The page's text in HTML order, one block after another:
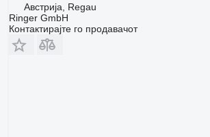
Австрија, Regau
Ringer GmbH
Контактирајте го продавачот